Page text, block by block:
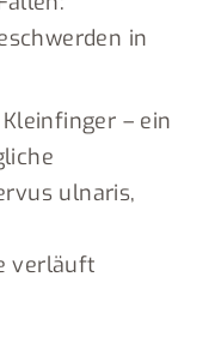
in
– ein
ulnaris,
verläuft